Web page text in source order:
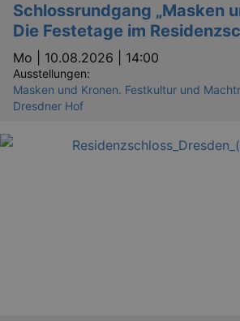
Schlossrundgang „Masken
Die Festetage im
Mo | 10.08.2026 | 14:00
Ausstellungen:
Masken und Kronen. Festkultur und
Dresdner Hof